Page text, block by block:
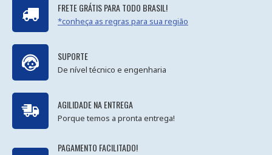
FRETE GRÁTIS PARA TODO BRASIL!
*conheça as regras para sua região
SUPORTE
De nível técnico e engenharia
AGILIDADE NA ENTREGA
Porque temos a pronta entrega!
PAGAMENTO FACILITADO!